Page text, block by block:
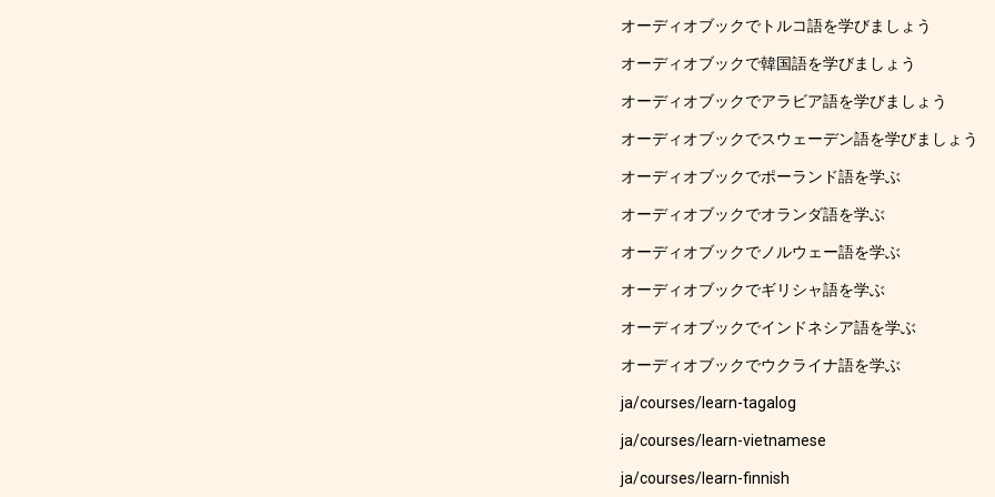
オーディオブックでトルコ語を学びましょう
オーディオブックで韓国語を学びましょう
オーディオブックでアラビア語を学びましょう
オーディオブックでスウェーデン語を学びましょう
オーディオブックでポーランド語を学ぶ
オーディオブックでオランダ語を学ぶ
オーディオブックでノルウェー語を学ぶ
オーディオブックでギリシャ語を学ぶ
オーディオブックでインドネシア語を学ぶ
オーディオブックでウクライナ語を学ぶ
ja/courses/learn-tagalog
ja/courses/learn-vietnamese
ja/courses/learn-finnish